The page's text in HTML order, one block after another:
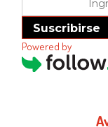
Suscribirse
Powered by